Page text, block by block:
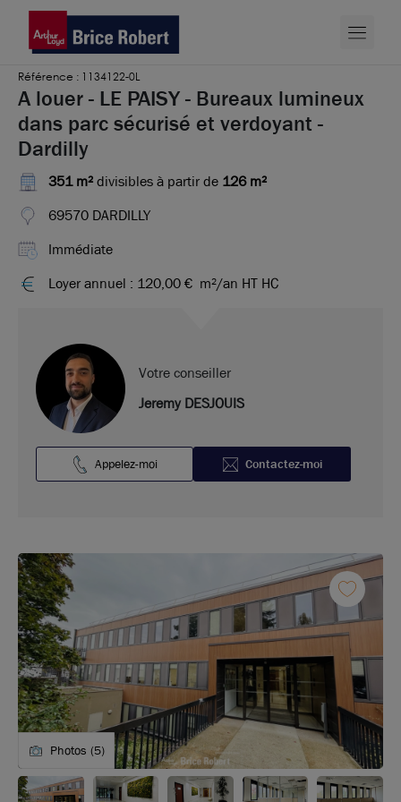
Référence : 1134122-0L
A louer - LE PAISY - Bureaux lumineux
dans parc sécurisé et verdoyant -
Dardilly
351 m²divisibles à partir de 126 m²
69570 DARDILLY
Immédiate
Loyer annuel : 120,00 € m²/an HT HC
Votre conseiller
Jeremy DESJOUIS
Appelez-moi Contactez-moi
Photos (5)